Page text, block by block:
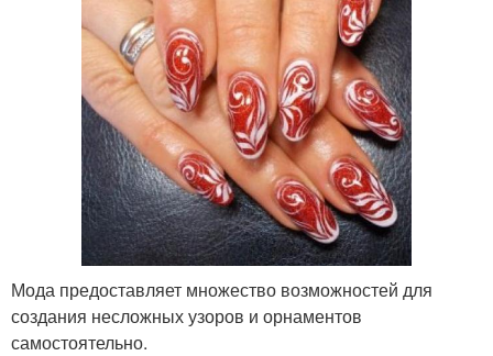
Мода предоставляет множество возможностей для
создания несложных узоров и орнаментов
самостоятельно.